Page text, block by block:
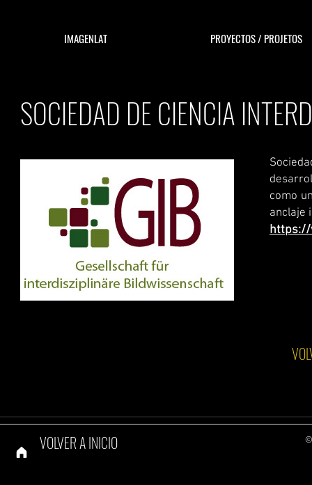
IMAGENLAT PROYECTOS / PROJETOS
SOCIEDAD DE CIENCIA
como
anclaje
https://
VOLVER A INICIO ©